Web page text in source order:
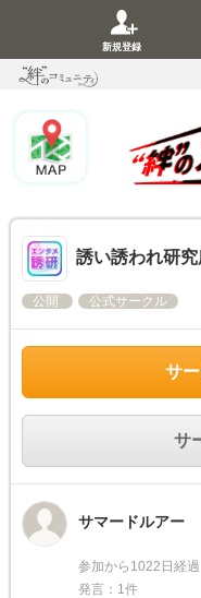
新規登録
誘い誘われ研
公開 公式サークル
サ
サ
サマードルアー
参加から1022日経過
発言：1件